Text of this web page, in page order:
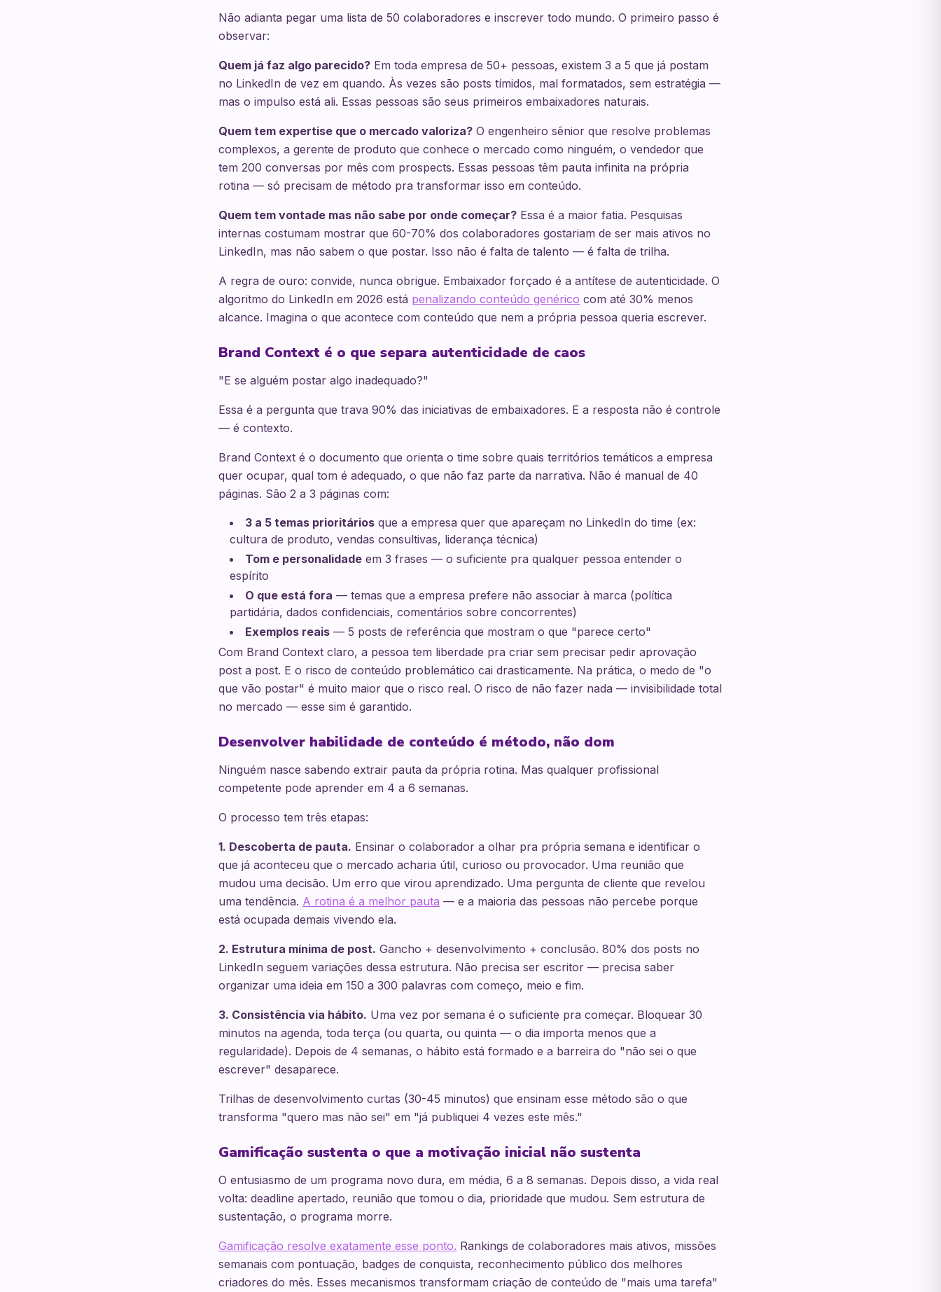
Não adianta pegar uma lista de 50 colaboradores e inscrever todo mundo. O primeiro passo é
observar:
Quem já faz algo parecido? Em toda empresa de 50+ pessoas, existem 3 a 5 que já postam
no LinkedIn de vez em quando. Às vezes são posts tímidos, mal formatados, sem estratégia —
mas o impulso está ali. Essas pessoas são seus primeiros embaixadores naturais.
Quem tem expertise que o mercado valoriza? O engenheiro sênior que resolve problemas
complexos, a gerente de produto que conhece o mercado como ninguém, o vendedor que
tem 200 conversas por mês com prospects. Essas pessoas têm pauta infinita na própria
rotina — só precisam de método pra transformar isso em conteúdo.
Quem tem vontade mas não sabe por onde começar? Essa é a maior fatia. Pesquisas
internas costumam mostrar que 60-70% dos colaboradores gostariam de ser mais ativos no
LinkedIn, mas não sabem o que postar. Isso não é falta de talento — é falta de trilha.
A regra de ouro: convide, nunca obrigue. Embaixador forçado é a antítese de autenticidade. O
algoritmo do LinkedIn em 2026 está penalizando conteúdo genérico com até 30% menos
alcance. Imagina o que acontece com conteúdo que nem a própria pessoa queria escrever.
Brand Context é o que separa autenticidade de caos
"E se alguém postar algo inadequado?"
Essa é a pergunta que trava 90% das iniciativas de embaixadores. E a resposta não é controle
— é contexto.
Brand Context é o documento que orienta o time sobre quais territórios temáticos a empresa
quer ocupar, qual tom é adequado, o que não faz parte da narrativa. Não é manual de 40
páginas. São 2 a 3 páginas com:
3 a 5 temas prioritários que a empresa quer que apareçam no LinkedIn do time (ex:
cultura de produto, vendas consultivas, liderança técnica)
Tom e personalidade em 3 frases — o suficiente pra qualquer pessoa entender o
espírito
O que está fora — temas que a empresa prefere não associar à marca (política
partidária, dados confidenciais, comentários sobre concorrentes)
Exemplos reais — 5 posts de referência que mostram o que "parece certo"
Com Brand Context claro, a pessoa tem liberdade pra criar sem precisar pedir aprovação
post a post. E o risco de conteúdo problemático cai drasticamente. Na prática, o medo de "o
que vão postar" é muito maior que o risco real. O risco de não fazer nada — invisibilidade total
no mercado — esse sim é garantido.
Desenvolver habilidade de conteúdo é método, não dom
Ninguém nasce sabendo extrair pauta da própria rotina. Mas qualquer profissional
competente pode aprender em 4 a 6 semanas.
O processo tem três etapas:
1. Descoberta de pauta. Ensinar o colaborador a olhar pra própria semana e identificar o
que já aconteceu que o mercado acharia útil, curioso ou provocador. Uma reunião que
mudou uma decisão. Um erro que virou aprendizado. Uma pergunta de cliente que revelou
uma tendência. A rotina é a melhor pauta — e a maioria das pessoas não percebe porque
está ocupada demais vivendo ela.
2. Estrutura mínima de post. Gancho + desenvolvimento + conclusão. 80% dos posts no
LinkedIn seguem variações dessa estrutura. Não precisa ser escritor — precisa saber
organizar uma ideia em 150 a 300 palavras com começo, meio e fim.
3. Consistência via hábito. Uma vez por semana é o suficiente pra começar. Bloquear 30
minutos na agenda, toda terça (ou quarta, ou quinta — o dia importa menos que a
regularidade). Depois de 4 semanas, o hábito está formado e a barreira do "não sei o que
escrever" desaparece.
Trilhas de desenvolvimento curtas (30-45 minutos) que ensinam esse método são o que
transforma "quero mas não sei" em "já publiquei 4 vezes este mês."
Gamificação sustenta o que a motivação inicial não sustenta
O entusiasmo de um programa novo dura, em média, 6 a 8 semanas. Depois disso, a vida real
volta: deadline apertado, reunião que tomou o dia, prioridade que mudou. Sem estrutura de
sustentação, o programa morre.
Gamificação resolve exatamente esse ponto. Rankings de colaboradores mais ativos, missões
semanais com pontuação, badges de conquista, reconhecimento público dos melhores
criadores do mês. Esses mecanismos transformam criação de conteúdo de "mais uma tarefa"